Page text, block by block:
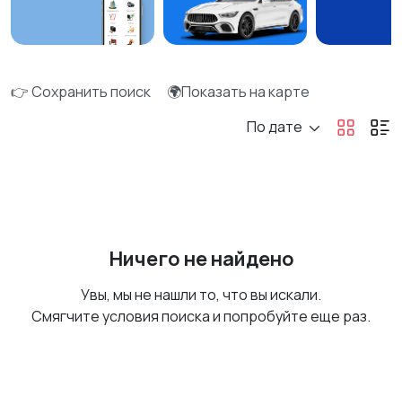
👉 Сохранить поиск
🌍Показать на карте
По дате
Ничего не найдено
Увы, мы не нашли то, что вы искали.
Смягчите условия поиска и попробуйте еще раз.